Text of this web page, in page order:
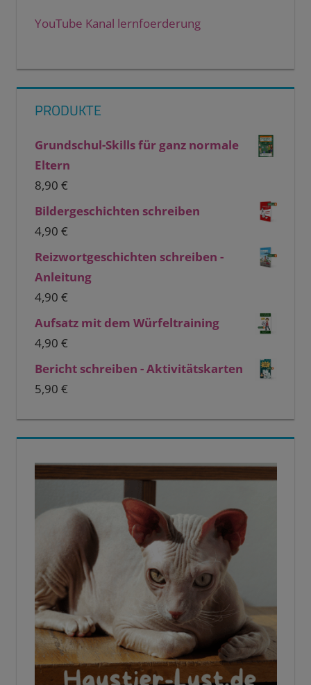
YouTube Kanal lernfoerderung
PRODUKTE
Grundschul-Skills für ganz normale
Eltern
8,90 €
Bildergeschichten schreiben
4,90 €
Reizwortgeschichten schreiben -
Anleitung
4,90 €
Aufsatz mit dem Würfeltraining
4,90 €
Bericht schreiben - Aktivitätskarten
5,90 €